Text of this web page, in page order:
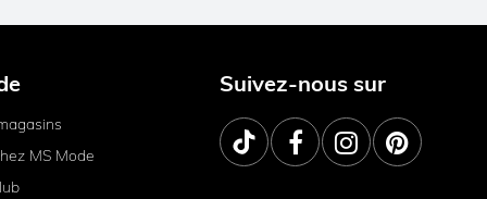
MS Mode
Suivez-nous sur